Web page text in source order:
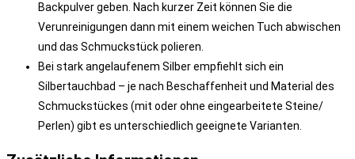
Backpulver geben. Nach kurzer Zeit können Sie die
Verunreinigungen dann mit einem weichen Tuch abwischen
und das Schmuckstück polieren.
Bei stark angelaufenem Silber empfiehlt sich ein
Silbertauchbad – je nach Beschaffenheit und Material des
Schmuckstückes (mit oder ohne eingearbeitete Steine/
Perlen) gibt es unterschiedlich geeignete Varianten.